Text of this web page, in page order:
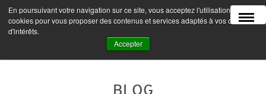
En poursuivant votre navigation sur ce site, vous acceptez l'utilisation de
cookies pour vous proposer des contenus et services adaptés à vos centres
d'intérêts.
Accepter
MENU
BLOG